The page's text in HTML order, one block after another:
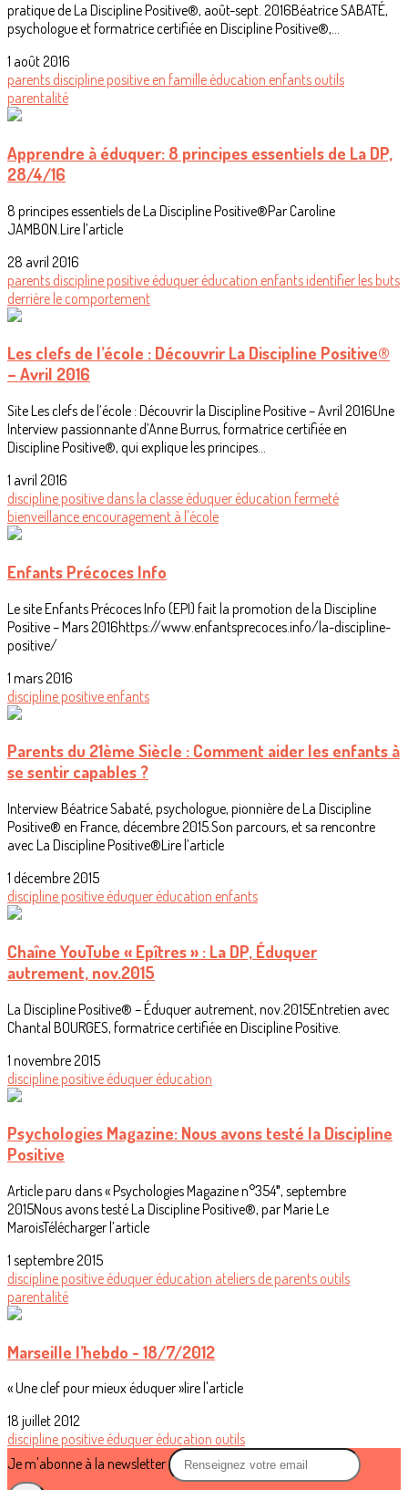
pratique de La Discipline Positive®, août-sept. 2016Béatrice SABATÉ,
psychologue et formatrice certifiée en Discipline Positive®,...
1 août 2016
parents discipline positive en famille éducation enfants outils
parentalité
Apprendre à éduquer: 8 principes essentiels de La DP,
28/4/16
8 principes essentiels de La Discipline Positive®Par Caroline
JAMBON.Lire l’article
28 avril 2016
parents discipline positive éduquer éducation enfants identifier les buts
derrière le comportement
Les clefs de l’école : Découvrir La Discipline Positive®
– Avril 2016
Site Les clefs de l’école : Découvrir la Discipline Positive – Avril 2016Une
Interview passionnante d’Anne Burrus, formatrice certifiée en
Discipline Positive®, qui explique les principes...
1 avril 2016
discipline positive dans la classe éduquer éducation fermeté
bienveillance encouragement à l'école
Enfants Précoces Info
Le site Enfants Précoces Info (EPI) fait la promotion de la Discipline
Positive – Mars 2016https://www.enfantsprecoces.info/la-discipline-
positive/
1 mars 2016
discipline positive enfants
Parents du 21ème Siècle : Comment aider les enfants à
se sentir capables ?
Interview Béatrice Sabaté, psychologue, pionnière de La Discipline
Positive® en France, décembre 2015.Son parcours, et sa rencontre
avec La Discipline Positive®Lire l’article
1 décembre 2015
discipline positive éduquer éducation enfants
Chaîne YouTube « Epîtres » : La DP, Éduquer
autrement, nov.2015
La Discipline Positive® – Éduquer autrement, nov.2015Entretien avec
Chantal BOURGES, formatrice certifiée en Discipline Positive.
1 novembre 2015
discipline positive éduquer éducation
Psychologies Magazine: Nous avons testé la Discipline
Positive
Article paru dans « Psychologies Magazine n°354″, septembre
2015Nous avons testé La Discipline Positive®, par Marie Le
MaroisTélécharger l’article
1 septembre 2015
discipline positive éduquer éducation ateliers de parents outils
parentalité
Marseille l’hebdo - 18/7/2012
« Une clef pour mieux éduquer »lire l'article
18 juillet 2012
discipline positive éduquer éducation outils
Je m'abonne à la newsletter